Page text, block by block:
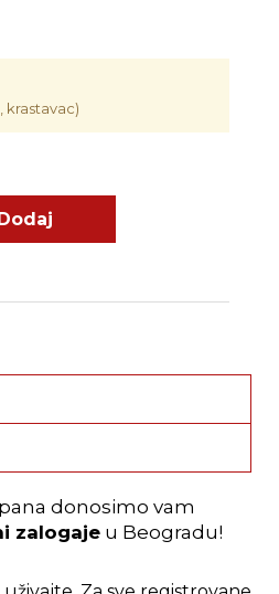
krastavac)
donosimo vam
zalogajeu Beogradu!